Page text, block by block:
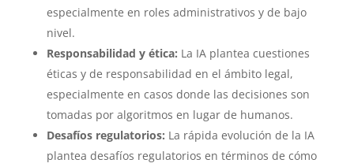
especialmente en roles administrativos y de bajo
nivel.
Responsabilidad y ética: La IA plantea cuestiones
éticas y de responsabilidad en el ámbito legal,
especialmente en casos donde las decisiones son
tomadas por algoritmos en lugar de humanos.
Desafíos regulatorios: La rápida evolución de la IA
plantea desafíos regulatorios en términos de cómo